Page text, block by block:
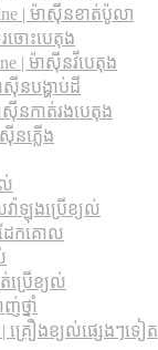
| ម៉ាស៊ីនខាត់ប៉ូលា
ចោះបេតុង
| ម៉ាស៊ីនវីបេតុង
ស៊ីនបង្ហាប់ដី
ស៊ីនកាត់រងបេតុង
នភ្លើង
វ៉ាឡុងប្រើខ្យល់
ែកគោល
ប្រើខ្យល់
ថ្នាំ
| គ្រឿងខ្យល់ផ្សេងៗទៀត